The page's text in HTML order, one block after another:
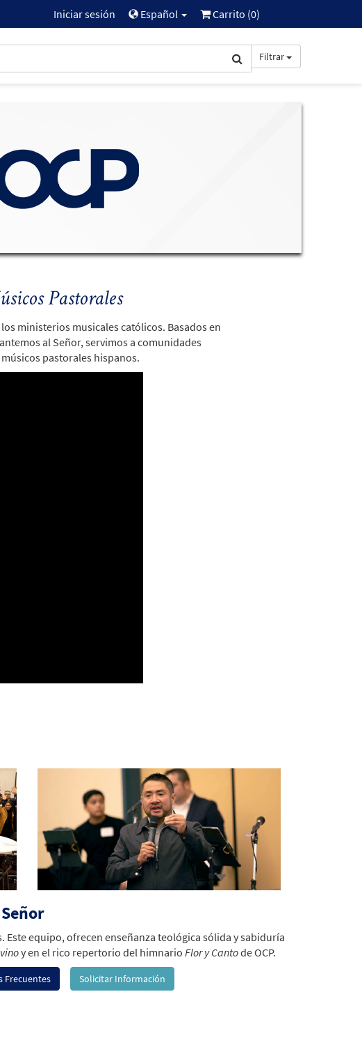
Iniciar sesión Español Carrito (0)
Filtrar
Pastorales
ministerios musicales católicos. Basados en
al Señor, servimos a comunidades
pastorales hispanos.
equipo, ofrecen enseñanza teológica sólida y sabiduría
y en el rico repertorio del himnario Flor y Cantode OCP.
Frecuentes Solicitar Información